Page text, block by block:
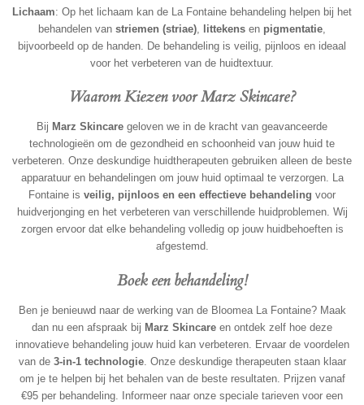
Lichaam: Op het lichaam kan de La Fontaine behandeling helpen bij het
behandelen van striemen (striae) littekens en pigmentatie
bijvoorbeeld op de handen. De behandeling is veilig, pijnloos en ideaal
voor het verbeteren van de huidtextuur.
Waarom Kiezen voor Marz Skincare?
Bij Marz Skincare geloven we in de kracht van geavanceerde
technologieën om de gezondheid en schoonheid van jouw huid te
verbeteren. Onze deskundige huidtherapeuten gebruiken alleen de beste
apparatuur en behandelingen om jouw huid optimaal te verzorgen. La
Fontaine is veilig, pijnloos en een effectieve behandeling voor
huidverjonging en het verbeteren van verschillende huidproblemen. Wij
zorgen ervoor dat elke behandeling volledig op jouw huidbehoeften is
afgestemd.
Boek een behandeling!
Ben je benieuwd naar de werking van de Bloomea La Fontaine? Maak
dan nu een afspraak bij Marz Skincare en ontdek zelf hoe deze
innovatieve behandeling jouw huid kan verbeteren. Ervaar de voordelen
van de 3-in-1 technologie. Onze deskundige therapeuten staan klaar
om je te helpen bij het behalen van de beste resultaten. Prijzen vanaf
€95 per behandeling. Informeer naar onze speciale tarieven voor een